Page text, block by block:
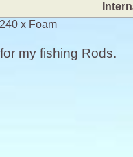
x Foam
my fishing Rods.